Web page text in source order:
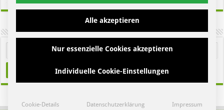
Alle akzeptieren
Nur essenzielle Cookies akzeptieren
Individuelle Cookie-Einstellungen
Cookie-Details Datenschutzerklärung Impressum